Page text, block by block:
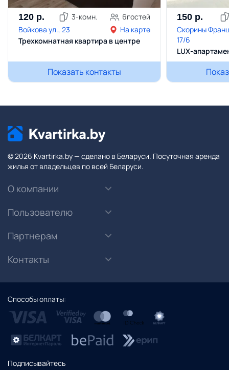
120 р. 3-комн. 6гостей
Войкова ул., 23
На карте
Трехкомнатная квартира в центре
Показать контакты
150 р.
Скорины
17/6
LUX-
© 2026 Kvartirka.by — сделано в Беларуси. Посуточная аренда
жилья от владельцев по всей Беларуси.
О компании
Пользователю
Партнерам
Контакты
Способы оплаты:
Подписывайтесь